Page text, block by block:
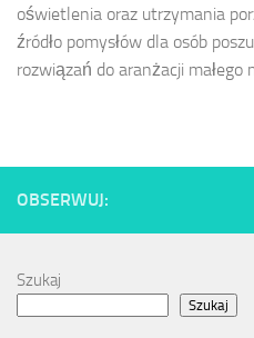
oświetlenia oraz utrzymania
źródło pomysłów dla osób
rozwiązań do aranżacji małego
OBSERWUJ:
Szukaj
Szukaj